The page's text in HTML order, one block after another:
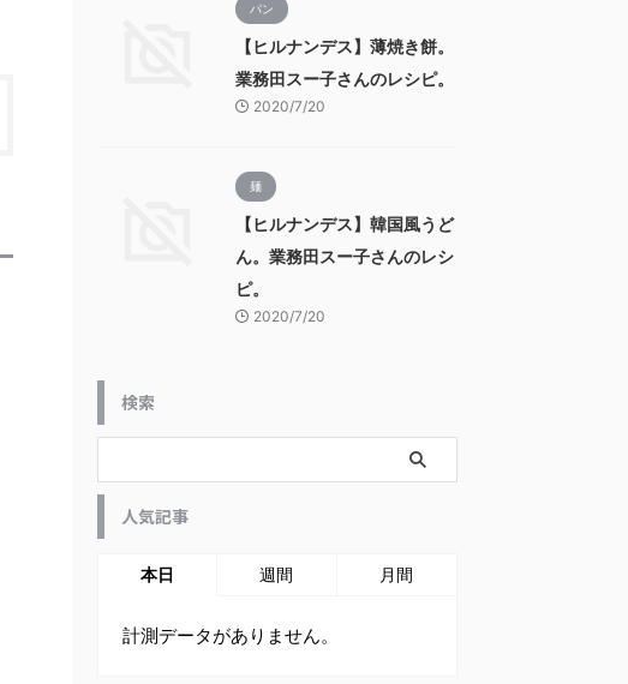
パン
【ヒルナンデス】薄焼き餅。
業務田スー子さんのレシピ。
2020/7/20
麺
【ヒルナンデス】韓国風うど
ん。業務田スー子さんのレシ
ピ。
2020/7/20
検索
人気記事
本日 週間 月間
計測データがありません。